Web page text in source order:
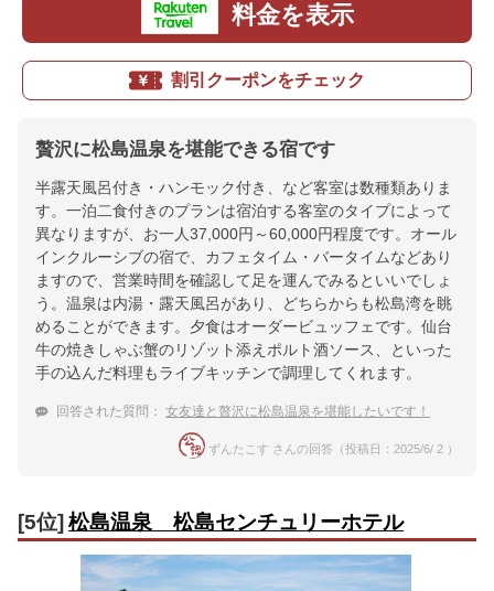
料金を表示
割引クーポンをチェック
贅沢に松島温泉を堪能できる宿です
半露天風呂付き・ハンモック付き、など客室は数種類ありま
す。一泊二食付きのプランは宿泊する客室のタイプによって
異なりますが、お一人37,000円～60,000円程度です。オール
インクルーシブの宿で、カフェタイム・バータイムなどあり
ますので、営業時間を確認して足を運んでみるといいでしょ
う。温泉は内湯・露天風呂があり、どちらからも松島湾を眺
めることができます。夕食はオーダービュッフェです。仙台
牛の焼きしゃぶ蟹のリゾット添えポルト酒ソース、といった
手の込んだ料理もライブキッチンで調理してくれます。
回答された質問： 女友達と贅沢に松島温泉を堪能したいです！
ずんたこす さんの回答（投稿日：2025/6/ 2 ）
[5位] 松島温泉 松島センチュリーホテル